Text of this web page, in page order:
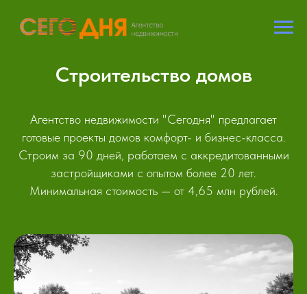
Строительство домов
Агентство недвижимости "Сегодня" предлагает
готовые проекты домов комфорт- и бизнес-класса.
Строим за 90 дней, работаем с аккредитованными
застройщиками с опытом более 20 лет.
Минимальная стоимость — от 4,65 млн рублей.